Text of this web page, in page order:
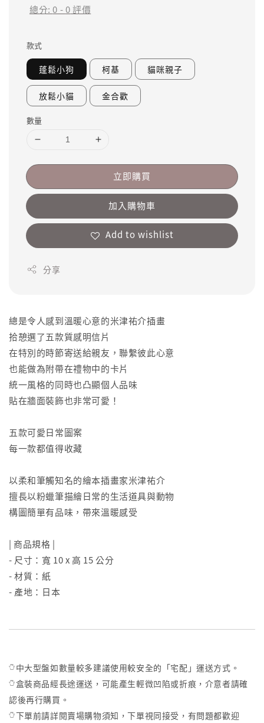
總分:0 -0評價
款式
蓬鬆小狗 柯基 貓咪親子
放鬆小貓 金合歡
數量
立即購買
加入購物車
Add to wishlist
分享
總是令人感到溫暖心意的米津祐介插畫
拾憩選了五款質感明信片
在特別的時節寄送給親友，聯繫彼此心意
也能做為附帶在禮物中的卡片
統一風格的同時也凸顯個人品味
貼在牆面裝飾也非常可愛！
五款可愛日常圖案
每一款都值得收藏
以柔和筆觸知名的繪本插畫家米津祐介
擅長以粉蠟筆描繪日常的生活道具與動物
構圖簡單有品味，帶來溫暖感受
| 商品規格 |
- 尺寸：寬 10 x 高 15 公分
- 材質：紙
- 產地：日本
𓏋中大型盤如數量較多建議使用較安全的「宅配」運送方式。
𓏋盒裝商品經長途運送，可能產生輕微凹陷或折痕，介意者請確
認後再行購買。
𓏋下單前請詳閱賣場購物須知，下單視同接受，有問題都歡迎